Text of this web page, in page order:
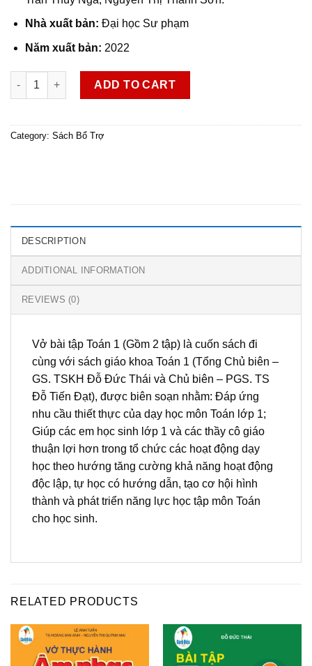
Nhà xuất bản: Đại học Sư phạm
Năm xuất bản: 2022
VBT Toán 1 - tập 1 quantity
ADD TO CART
Category: Sách Bổ Trợ
DESCRIPTION
ADDITIONAL INFORMATION
REVIEWS (0)
Vở bài tập Toán 1 (Gồm 2 tập) là cuốn sách đi
cùng với sách giáo khoa Toán 1 (Tổng Chủ biên –
GS. TSKH Đỗ Đức Thái và Chủ biên – PGS. TS
Đỗ Tiến Đạt), được biên soạn nhằm: Đáp ứng
nhu cầu thiết thực của dạy học môn Toán lớp 1;
Giúp các em học sinh lớp 1 và các thầy cô giáo
thuận lợi hơn trong tổ chức các hoạt động dạy
học theo hướng tăng cường khả năng hoạt động
độc lập, tự học có hướng dẫn, tạo cơ hội hình
thành và phát triển năng lực học tập môn Toán
cho học sinh.
RELATED PRODUCTS